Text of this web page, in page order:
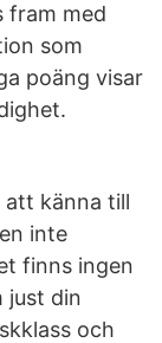
fram med
som
poäng visar
att känna till
inte
finns ingen
just din
och